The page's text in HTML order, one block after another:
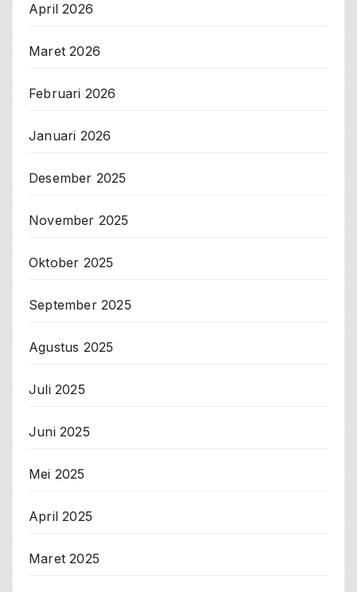
April 2026
Maret 2026
Februari 2026
Januari 2026
Desember 2025
November 2025
Oktober 2025
September 2025
Agustus 2025
Juli 2025
Juni 2025
Mei 2025
April 2025
Maret 2025